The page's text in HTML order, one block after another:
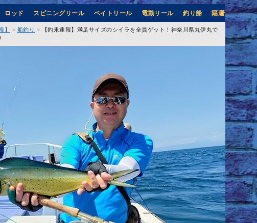
ロッド スピニングリール ベイトリール 電動リール 釣り船 隔週刊つり情報
】 船釣り
【釣果速報】満足サイズのシイラを全員ゲット！神奈川県丸伊丸で